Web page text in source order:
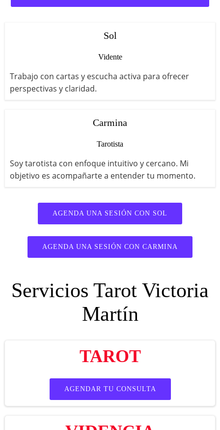
Sol
Vidente
Trabajo con cartas y escucha activa para ofrecer
perspectivas y claridad.
Carmina
Tarotista
Soy tarotista con enfoque intuitivo y cercano. Mi
objetivo es acompañarte a entender tu momento.
AGENDA UNA SESIÓN CON SOL
AGENDA UNA SESIÓN CON CARMINA
Servicios Tarot Victoria
Martín
TAROT
AGENDAR TU CONSULTA